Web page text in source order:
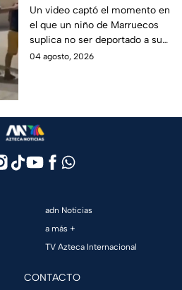
suplica no ser
deportado de Ceuta a
Marruecos
Un video captó el momento en
el que un niño de Marruecos
suplica no ser deportado a su
país tras llegar a Ceuta.
04 agosto, 2026
adn Noticias
a más +
TV Azteca Internacional
CONTACTO